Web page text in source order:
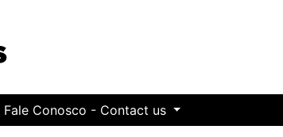
Fale Conosco - Contact us